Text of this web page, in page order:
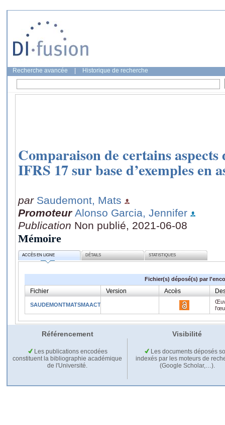
Recherche avancée Historique de recherche
Comparaison de certains
IFRS 17 sur base d’exemples en
par Saudemont, Mats
Promoteur Alonso Garcia, Jennifer
Publication Non publié, 2021-06-08
Mémoire
ACCÈS EN LIGNE DÉTAILS STATISTIQUES
Fichier(s) déposé(s) par
Fichier Version Accès
SAUDEMONTMATSMAACTU1S202021.pdf
Référencement Visibilité
Les publications encodées
constituent la bibliographie académique
de l'Université.
Les documents déposés
indexés par les moteurs de
(Google Scholar,…).